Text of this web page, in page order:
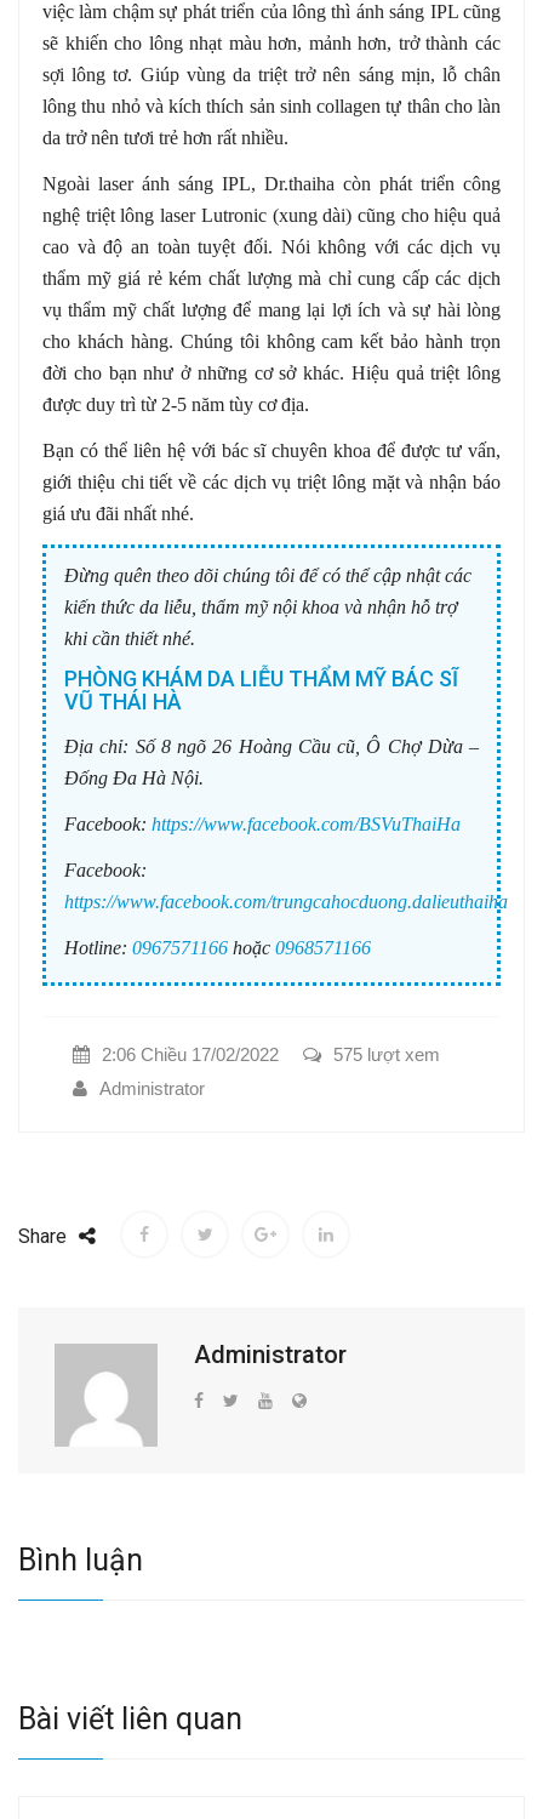
việc làm chậm sự phát triển của lông thì ánh sáng IPL cũng
sẽ khiến cho lông nhạt màu hơn, mảnh hơn, trở thành các
sợi lông tơ. Giúp vùng da triệt trở nên sáng mịn, lỗ chân
lông thu nhỏ và kích thích sản sinh collagen tự thân cho làn
da trở nên tươi trẻ hơn rất nhiều.
Ngoài laser ánh sáng IPL, Dr.thaiha còn phát triển công
nghệ triệt lông laser Lutronic (xung dài) cũng cho hiệu quả
cao và độ an toàn tuyệt đối. Nói không với các dịch vụ
thẩm mỹ giá rẻ kém chất lượng mà chỉ cung cấp các dịch
vụ thẩm mỹ chất lượng để mang lại lợi ích và sự hài lòng
cho khách hàng. Chúng tôi không cam kết bảo hành trọn
đời cho bạn như ở những cơ sở khác. Hiệu quả triệt lông
được duy trì từ 2-5 năm tùy cơ địa.
Bạn có thể liên hệ với bác sĩ chuyên khoa để được tư vấn,
giới thiệu chi tiết về các dịch vụ triệt lông mặt và nhận báo
giá ưu đãi nhất nhé.
Đừng quên theo dõi chúng tôi để có thể cập nhật các
kiến thức da liễu, thẩm mỹ nội khoa và nhận hỗ trợ
khi cần thiết nhé.
PHÒNG KHÁM DA LIỄU THẨM MỸ BÁC SĨ
VŨ THÁI HÀ
Địa chỉ: Số 8 ngõ 26 Hoàng Cầu cũ, Ô Chợ Dừa –
Đống Đa Hà Nội.
Facebook: https://www.facebook.com/BSVuThaiHa
Facebook:
https://www.facebook.com/trungcahocduong.dalieuthaiha
Hotline: 0967571166 hoặc 0968571166
2:06 Chiều 17/02/2022
575 lượt xem
Administrator
Share
Administrator
Bình luận
Bài viết liên quan